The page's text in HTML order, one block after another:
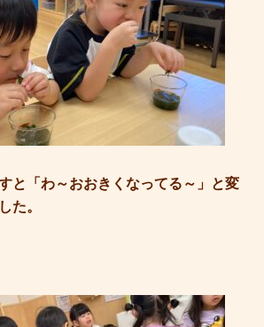
と「わ～おおきくなってる～」と変
た。